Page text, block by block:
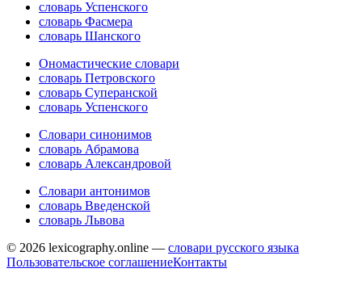
словарь Успенского
словарь Фасмера
словарь Шанского
Ономастические словари
словарь Петровского
словарь Суперанской
словарь Успенского
Словари синонимов
словарь Абрамова
словарь Александровой
Словари антонимов
словарь Введенской
словарь Львова
© 2026 lexicography.online — словари русского языка
Пользовательское соглашениеКонтакты